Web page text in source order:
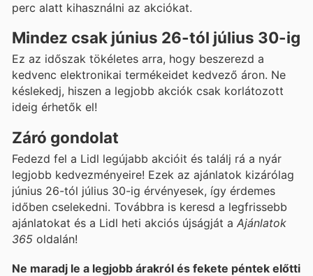
perc alatt kihasználni az akciókat.
Mindez csak június 26-tól július 30-ig
Ez az időszak tökéletes arra, hogy beszerezd a
kedvenc elektronikai termékeidet kedvező áron. Ne
késlekedj, hiszen a legjobb akciók csak korlátozott
ideig érhetők el!
Záró gondolat
Fedezd fel a Lidl legújabb akcióit és találj rá a nyár
legjobb kedvezményeire! Ezek az ajánlatok kizárólag
június 26-tól július 30-ig érvényesek, így érdemes
időben cselekedni. Továbbra is keresd a legfrissebb
ajánlatokat és a Lidl heti akciós újságját a Ajánlatok
365 oldalán!
Ne maradj le a legjobb árakról és fekete péntek előtti